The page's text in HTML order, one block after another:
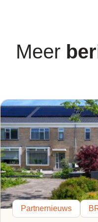
Meer
Partnernieuws